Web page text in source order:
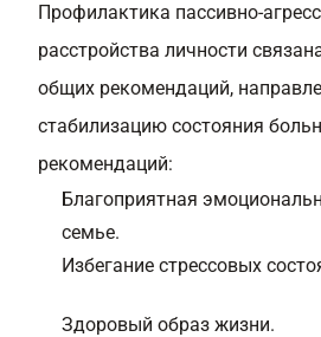
Профилактика пассивно-
расстройства личности
общих рекомендаций,
стабилизацию состояния
рекомендаций:
Благоприятная
семье.
Избегание стрессовых
Здоровый образ жизни.